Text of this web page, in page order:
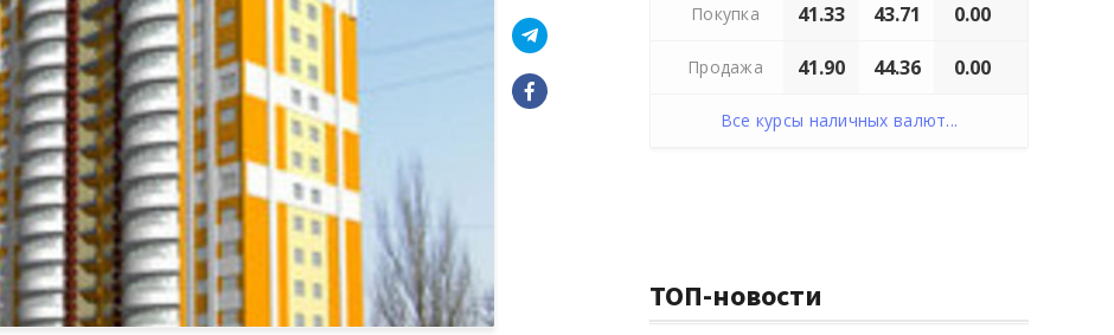
Покупка 41.33 43.71 0.00
Продажа 41.90 44.36 0.00
Все курсы наличных валют...
ТОП-новости